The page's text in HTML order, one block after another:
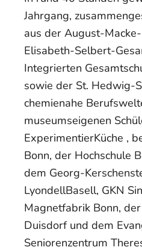
Jahrgang,
aus der August-
Elisabeth-Selbert-
Integrierten
sowie der St. Hedwig-
chemienahe
museumseigenen
ExperimentierKüche ,
Bonn, der Hochschule
dem Georg-
LyondellBasell, GKN
Magnetfabrik Bonn,
Duisdorf und dem
Seniorenzentrum